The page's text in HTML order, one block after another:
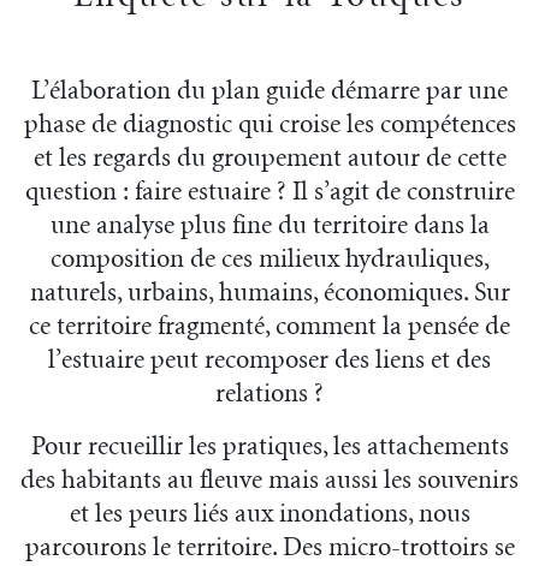
ACTUALITÉS FR
L’élaboration du plan guide démarre par une
phase de diagnostic qui croise les compétences
et les regards du groupement autour de cette
question : faire estuaire ? Il s’agit de construire
une analyse plus fine du territoire dans la
composition de ces milieux hydrauliques,
naturels, urbains, humains, économiques. Sur
ce territoire fragmenté, comment la pensée de
l’estuaire peut recomposer des liens et des
relations ?
Pour recueillir les pratiques, les attachements
des habitants au fleuve mais aussi les souvenirs
et les peurs liés aux inondations, nous
parcourons le territoire. Des micro-trottoirs se